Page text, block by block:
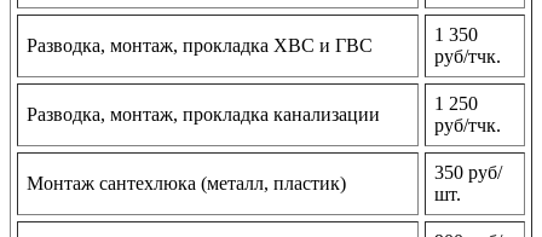
Разводка, монтаж, прокладка ХВС и ГВС
1 350
руб/тчк.
Разводка, монтаж, прокладка канализации
1 250
руб/тчк.
Монтаж сантехлюка (металл, пластик)
350 руб/
шт.